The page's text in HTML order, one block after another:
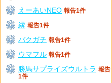
えーあいNEO 報告1件
縁 報告1件
バクガチ 報告1件
ウマフル 報告1件
勝馬サプライズウルトラ 報告
1件